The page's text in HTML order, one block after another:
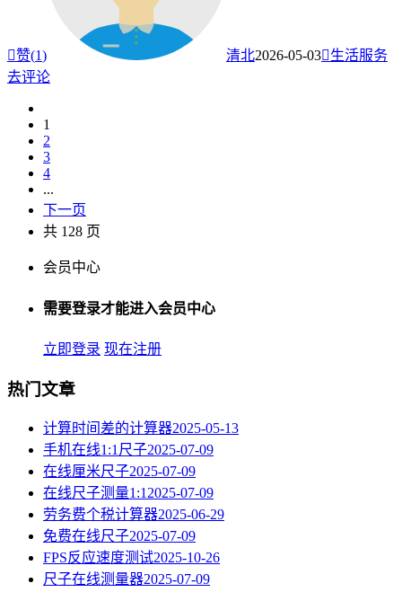
赞(1) 清北2026-05-03生活服务
去评论
1
2
3
4
...
下一页
共 128 页
会员中心
需要登录才能进入会员中心
立即登录 现在注册
热门文章
计算时间差的计算器2025-05-13
手机在线1:1尺子2025-07-09
在线厘米尺子2025-07-09
在线尺子测量1:1 2025-07-09
劳务费个税计算器2025-06-29
免费在线尺子2025-07-09
FPS反应速度测试2025-10-26
尺子在线测量器2025-07-09